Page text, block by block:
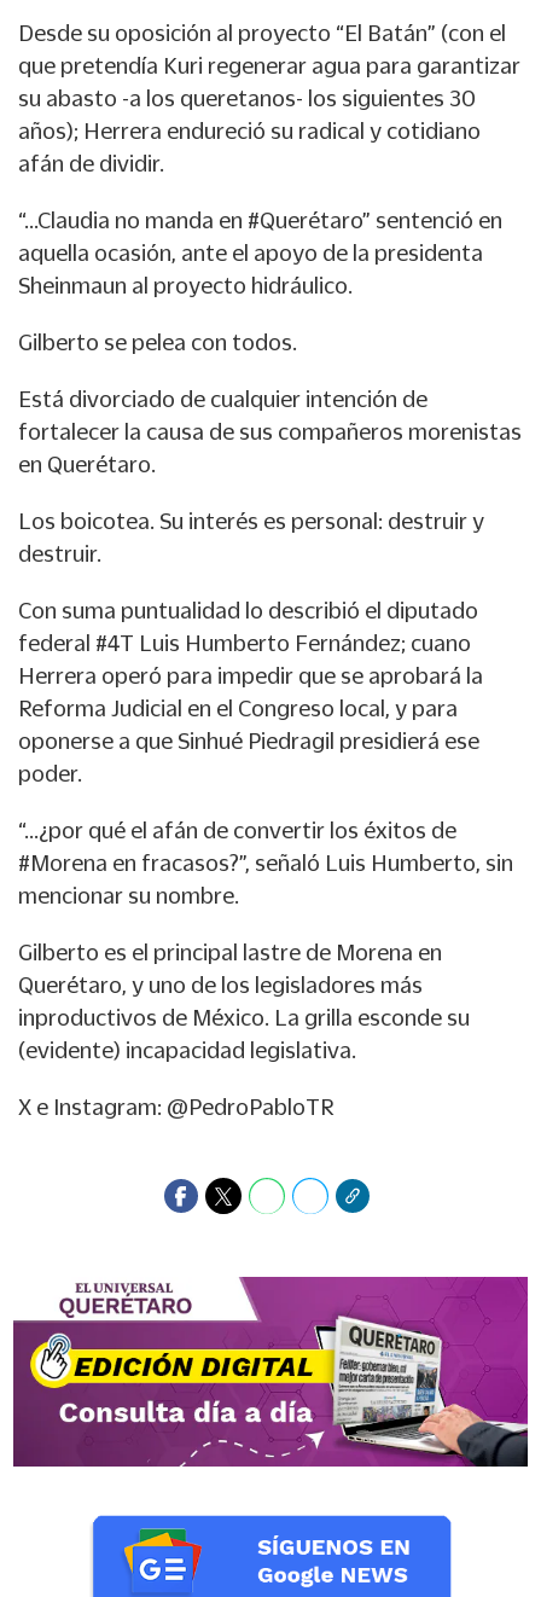
Desde su oposición al proyecto “El Batán” (con el
que pretendía Kuri regenerar agua para garantizar
su abasto -a los queretanos- los siguientes 30
años); Herrera endureció su radical y cotidiano
afán de dividir.
“…Claudia no manda en #Querétaro” sentenció en
aquella ocasión, ante el apoyo de la presidenta
Sheinmaun al proyecto hidráulico.
Gilberto se pelea con todos.
Está divorciado de cualquier intención de
fortalecer la causa de sus compañeros morenistas
en Querétaro.
Los boicotea. Su interés es personal: destruir y
destruir.
Con suma puntualidad lo describió el diputado
federal #4T Luis Humberto Fernández; cuano
Herrera operó para impedir que se aprobará la
Reforma Judicial en el Congreso local, y para
oponerse a que Sinhué Piedragil presidierá ese
poder.
“…¿por qué el afán de convertir los éxitos de
#Morena en fracasos?”, señaló Luis Humberto, sin
mencionar su nombre.
Gilberto es el principal lastre de Morena en
Querétaro, y uno de los legisladores más
inproductivos de México. La grilla esconde su
(evidente) incapacidad legislativa.
X e Instagram: @PedroPabloTR